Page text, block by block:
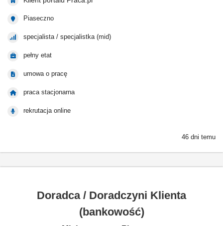
Piaseczno
specjalista / specjalistka (mid)
pełny etat
umowa o pracę
praca stacjonarna
rekrutacja online
46 dni temu
Doradca / Doradczyni Klienta
(bankowość)